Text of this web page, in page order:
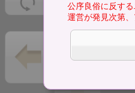
公序良俗に反する
運営が発見次第、